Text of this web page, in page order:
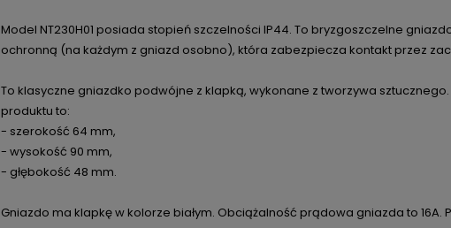
Model NT230H01 posiada stopień szczelności IP44. To bryzgoszczelne
ochronną (na każdym z gniazd osobno), która zabezpiecza kontakt przez
To klasyczne gniazdko podwójne z klapką, wykonane z tworzywa
produktu to:
- szerokość 64 mm,
- wysokość 90 mm,
- głębokość 48 mm.
Gniazdo ma klapkę w kolorze białym. Obciążalność prądowa gniazda to